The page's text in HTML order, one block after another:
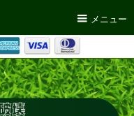
メニュー